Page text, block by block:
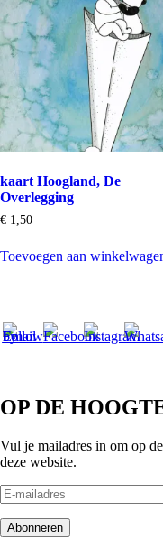
kaart Hoogland, De
Overlegging
€ 1,50
Toevoegen aan
OP DE
Vul je mailadres in om op
deze website.
E-
mailadres
Abonneren